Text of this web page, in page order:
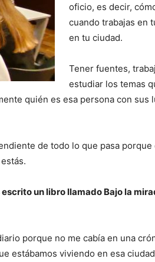
oficio, es decir,
cuando trabajas en
en tu ciudad.
Tener fuentes,
estudiar los temas
quién es esa persona con sus
de todo lo que pasa porque
un libro llamado Bajo la
porque no me cabía en una
estábamos viviendo en esa